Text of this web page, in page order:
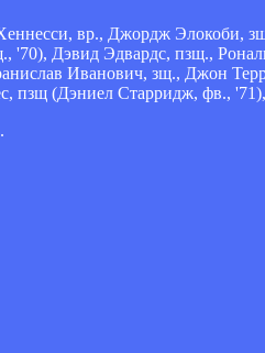
вр., Джордж Элокоби,
'70), Дэвид Эдвардс, пзщ.,
Иванович, зщ., Джон
пзщ (Дэниел Старридж, фв.,